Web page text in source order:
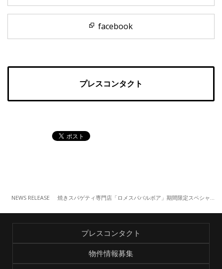
facebook
プレスコンタクト
NEWS RELEASE 焼きスパゲティ専門店「ロメスパバルボア」期間限定スペシャルスパゲティ「トマごろナポリタン」（7/8～）
プレスコンタクト
物件情報募集